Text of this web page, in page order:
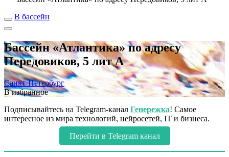
В бассейн
Бассейн «Атлантика» по адресу
Передовиков, 5 лит А
Санкт-Петербург
В избранное
Подписывайтесь на Telegram-канал Генережка! Самое
интересное из мира технологий, нейросетей, IT и бизнеса.
Перейти в Telegram канал